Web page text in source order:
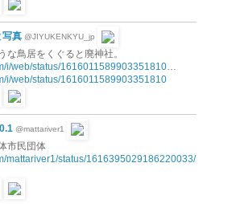
真 @JIYUKENKYU_jp
な鳥居をくぐると廃神社。
i/web/status/1616011589903351810
i/web/status/1616011589903351810
@mattariver1
市民団体
mattariver1/status/1616395029186220033/